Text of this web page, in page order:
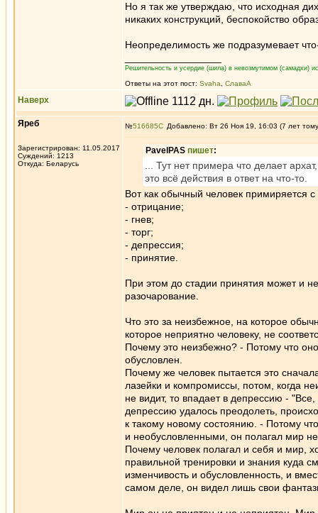
Но я так же утверждаю, что исходная
никаких конструкций, беспокойство
Неопределимость же подразумевает
Решительность и усердие (шила) в невозмутимом (самадхи)
Ответы на этот пост: Svaha СлаваА
Наверх
Яреб
Зарегистрирован: 11.05.2017
Суждений: 1213
Откуда: Беларусь
№516685 Добавлено: Вт 26 Ноя 19, 16:03 (7 лет
PavelPAS пишет:
... Тут нет примера что делает
это всё действия в ответ на что-то.
Вот как обычный человек примиряется
- отрицание;
- гнев;
- торг;
- депрессия;
- принятие.
При этом до стадии принятия может и
разочарование.
Что это за неизбежное, на которое
которое неприятно человеку, не
Почему это неизбежно? - Потому что
обусловлен.
Почему же человек пытается это
лазейки и компромиссы, потом, когда
не видит, то впадает в депрессию -
депрессию удалось преодолеть,
к такому новому состоянию. - Потому
и необусловленными, он полагал мир
Почему человек полагал и себя и мир,
правильной тренировки и знания куда
изменчивость и обусловленность, и
самом деле, он видел лишь свои